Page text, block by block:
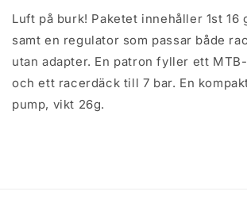
Trigger
Drive
Presta/bilventil
Trigger
Drive
Presta/bilventil
Luft på burk! Paketet innehåller 1st 16
samt en regulator som passar både
utan adapter. En patron fyller ett
och ett racerdäck till 7 bar. En
pump, vikt 26g.